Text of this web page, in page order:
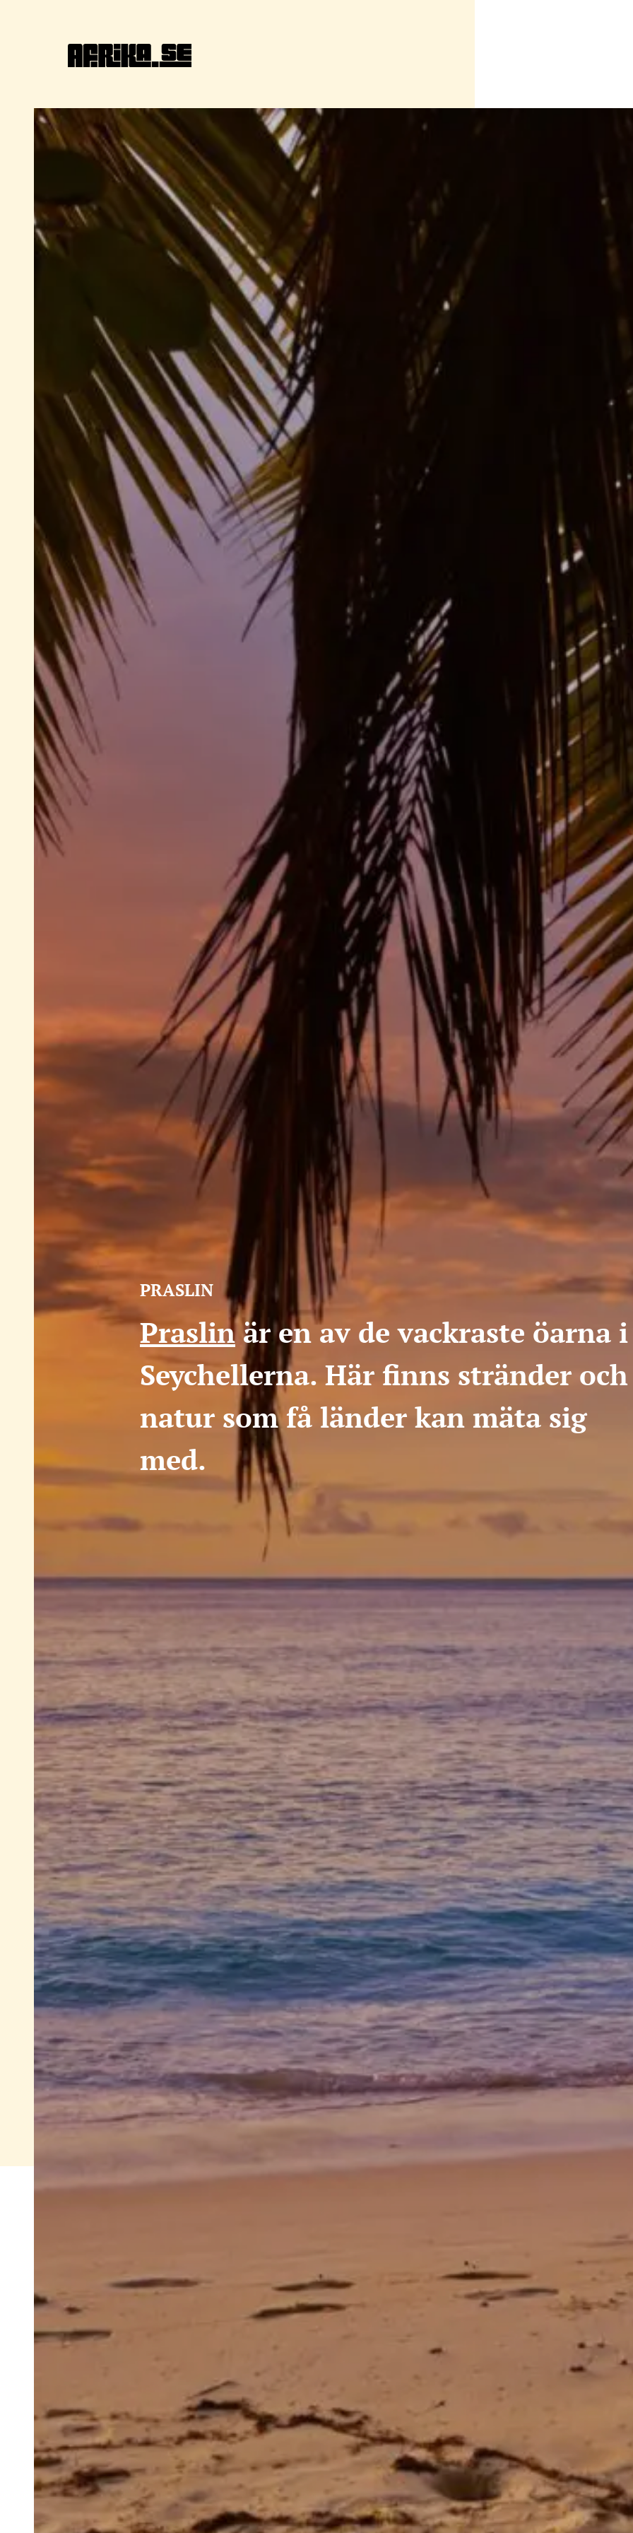
PRASLIN
Praslinär en av de vackraste öarna i
Seychellerna. Här finns stränder och
natur som få länder kan mäta sig
med.